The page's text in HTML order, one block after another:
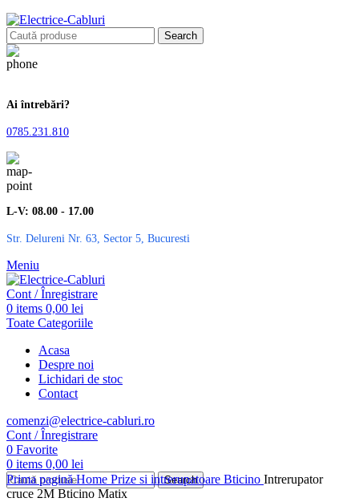
Search
Ai întrebări?
0785.231.810
L-V: 08.00 - 17.00
Str. Delureni Nr. 63, Sector 5, Bucuresti
Meniu
Cont / Înregistrare
0 items 0,00 lei
Toate Categoriile
Acasa
Despre noi
Lichidari de stoc
Contact
comenzi@electrice-cabluri.ro
Cont / Înregistrare
0 Favorite
0 items 0,00 lei
Search
Prima paginăHome Prize si intrerupatoare Bticino Intrerupator
cruce 2M Bticino Matix